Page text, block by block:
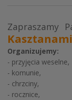
Zapraszamy
Kasztanami
Organizujemy:
- przyjęcia weselne,
- komunie,
- chrzciny,
- rocznice,